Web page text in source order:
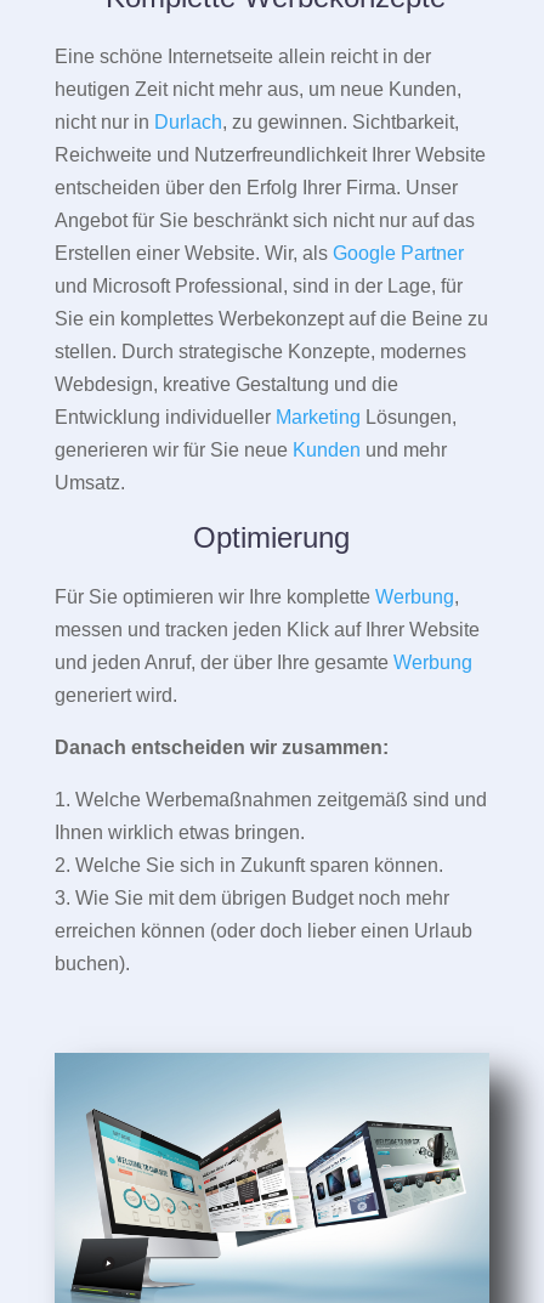
Eine schöne Internetseite allein reicht in der
heutigen Zeit nicht mehr aus, um neue Kunden,
nicht nur in Durlach, zu gewinnen. Sichtbarkeit,
Reichweite und Nutzerfreundlichkeit Ihrer Website
entscheiden über den Erfolg Ihrer Firma. Unser
Angebot für Sie beschränkt sich nicht nur auf das
Erstellen einer Website. Wir, als Google Partner
und Microsoft Professional, sind in der Lage, für
Sie ein komplettes Werbekonzept auf die Beine zu
stellen. Durch strategische Konzepte, modernes
Webdesign, kreative Gestaltung und die
Entwicklung individueller Marketing Lösungen,
generieren wir für Sie neue Kunden und mehr
Umsatz.
Optimierung
Für Sie optimieren wir Ihre komplette Werbung,
messen und tracken jeden Klick auf Ihrer Website
und jeden Anruf, der über Ihre gesamte Werbung
generiert wird.
Danach entscheiden wir zusammen:
1. Welche Werbemaßnahmen zeitgemäß sind und
Ihnen wirklich etwas bringen.
2. Welche Sie sich in Zukunft sparen können.
3. Wie Sie mit dem übrigen Budget noch mehr
erreichen können (oder doch lieber einen Urlaub
buchen).